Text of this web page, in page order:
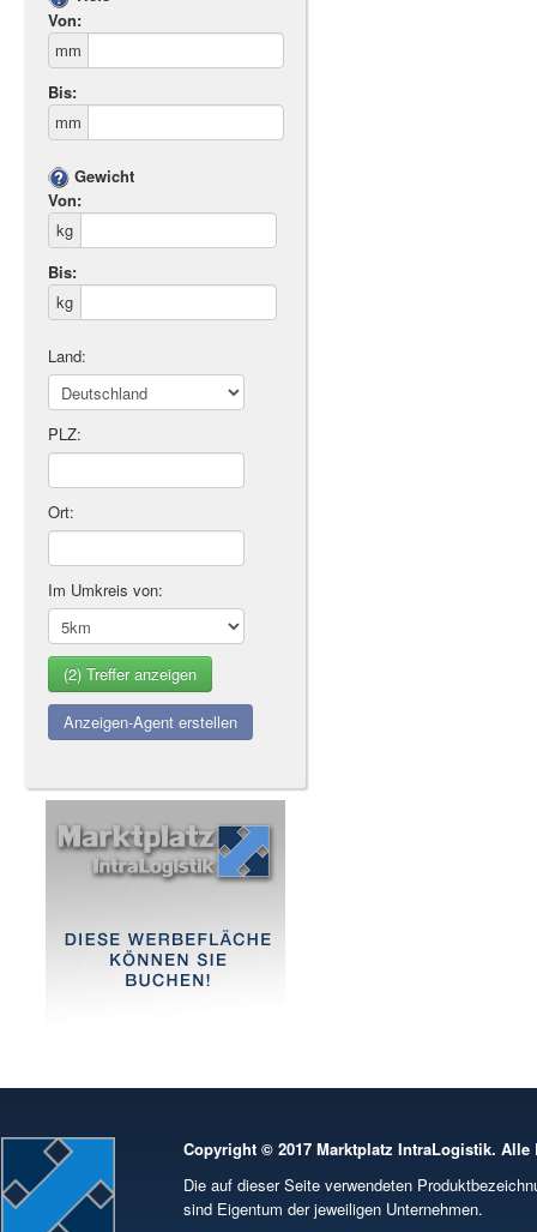
Von:
mm
Bis:
mm
Gewicht
Von:
kg
Bis:
kg
Land:
PLZ:
Ort:
Im Umkreis von:
Anzeigen-Agent erstellen
Copyright © 2017 Marktplatz IntraLogistik. Alle
Die auf dieser Seite verwendeten
sind Eigentum der jeweiligen Unternehmen.